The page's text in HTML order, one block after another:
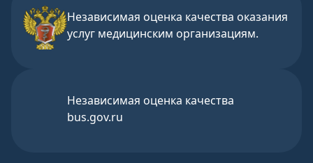
Независимая оценка качества оказания
услуг медицинским организациям.
Независимая оценка качества
bus.gov.ru